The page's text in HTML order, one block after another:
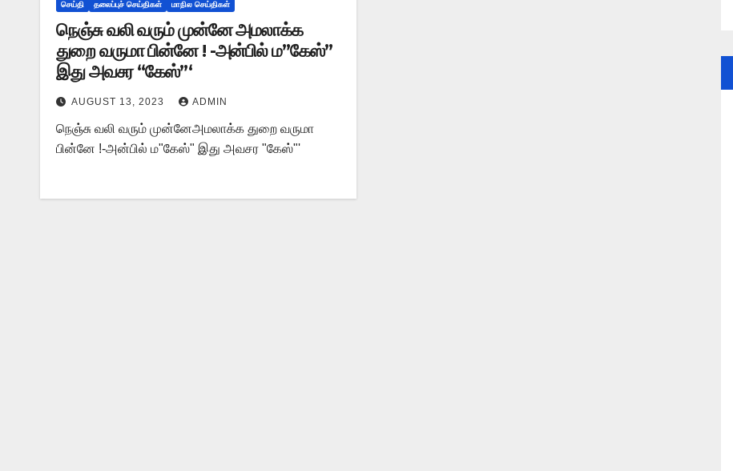
செய்தி தலைப்புச் செய்திகள் மாநில செய்திகள்
நெஞ்சு வலி வரும் முன்னே அமலாக்க
துறை வருமா பின்னே ! -அன்பில் ம”கேஸ்”
இது அவசர “கேஸ்”‘
AUGUST 13, 2023 ADMIN
நெஞ்சு வலி வரும் முன்னேஅமலாக்க துறை வருமா
பின்னே !-அன்பில் ம"கேஸ்" இது அவசர "கேஸ்"'